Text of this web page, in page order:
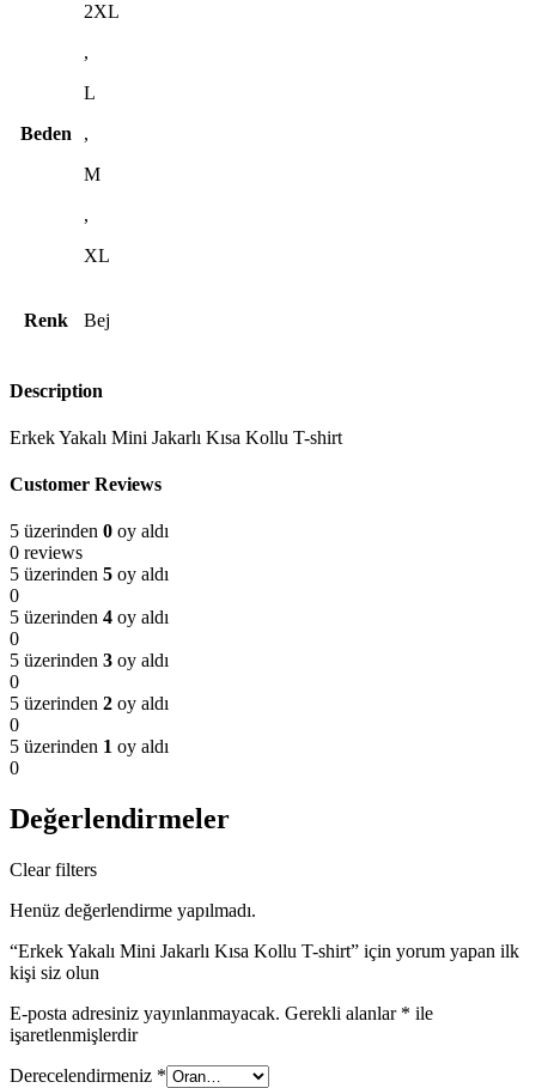
Beden
2XL
,
L
,
M
,
XL
Renk Bej
Description
Erkek Yakalı Mini Jakarlı Kısa Kollu T-shirt
Customer Reviews
5 üzerinden 0 oy aldı
0 reviews
5 üzerinden 5 oy aldı
0
5 üzerinden 4 oy aldı
0
5 üzerinden 3 oy aldı
0
5 üzerinden 2 oy aldı
0
5 üzerinden 1 oy aldı
0
Değerlendirmeler
Clear filters
Henüz değerlendirme yapılmadı.
“Erkek Yakalı Mini Jakarlı Kısa Kollu T-shirt” için yorum yapan ilk
kişi siz olun
E-posta adresiniz yayınlanmayacak. Gerekli alanlar * ile
işaretlenmişlerdir
Derecelendirmeniz *